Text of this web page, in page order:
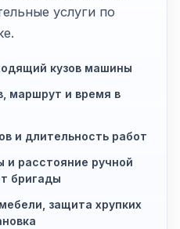
услуги по
кузов машины
маршрут и время в
и длительность работ
и расстояние ручной
бригады
защита хрупких